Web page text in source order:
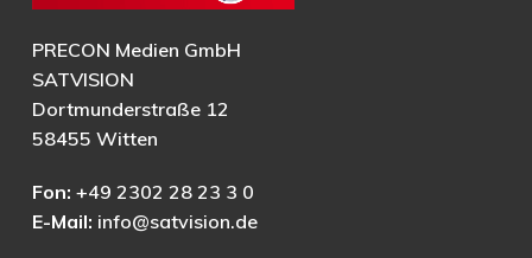
PRECON Medien GmbH
SATVISION
Dortmunderstraße 12
58455 Witten
Fon: +49 2302 28 23 3 0
E-Mail: info@satvision.de